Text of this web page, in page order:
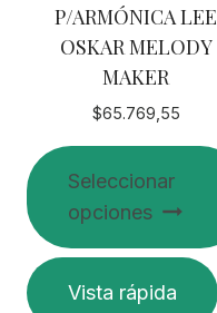
página
producto
P/ARMÓNICA LEE
OSKAR MELODY
MAKER
$65.769,55
Seleccionar
opciones
Este
productoVista rápida